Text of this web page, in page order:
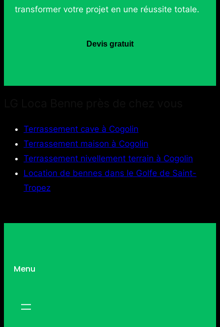
transformer votre projet en une réussite totale.
Devis gratuit
Terrassement cave à Cogolin
Terrassement maison à Cogolin
Terrassement nivellement terrain à Cogolin
Location de bennes dans le Golfe de Saint-
Tropez
Menu